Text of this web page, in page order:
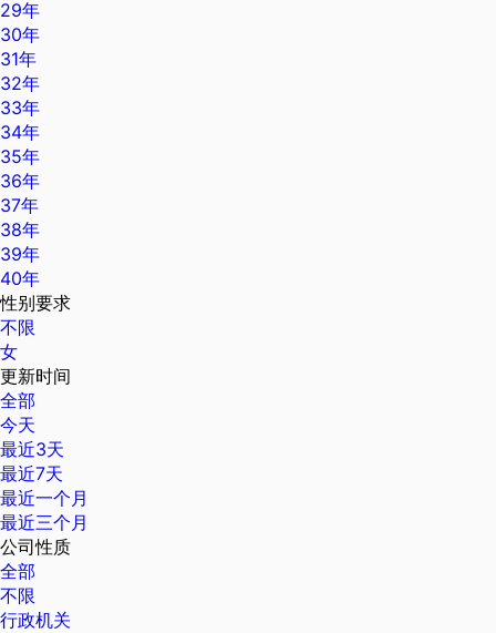
29年
30年
31年
32年
33年
34年
35年
36年
37年
38年
39年
40年
性别要求
不限
女
更新时间
全部
今天
最近3天
最近7天
最近一个月
最近三个月
公司性质
全部
不限
行政机关